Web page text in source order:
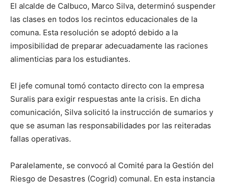
El alcalde de Calbuco, Marco Silva, determinó suspender
las clases en todos los recintos educacionales de la
comuna. Esta resolución se adoptó debido a la
imposibilidad de preparar adecuadamente las raciones
alimenticias para los estudiantes.
El jefe comunal tomó contacto directo con la empresa
Suralis para exigir respuestas ante la crisis. En dicha
comunicación, Silva solicitó la instrucción de sumarios y
que se asuman las responsabilidades por las reiteradas
fallas operativas.
Paralelamente, se convocó al Comité para la Gestión del
Riesgo de Desastres (Cogrid) comunal. En esta instancia